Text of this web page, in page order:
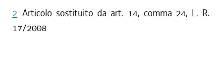
2 Articolo sostituito da art. 14, comma 24, L. R.
17/2008